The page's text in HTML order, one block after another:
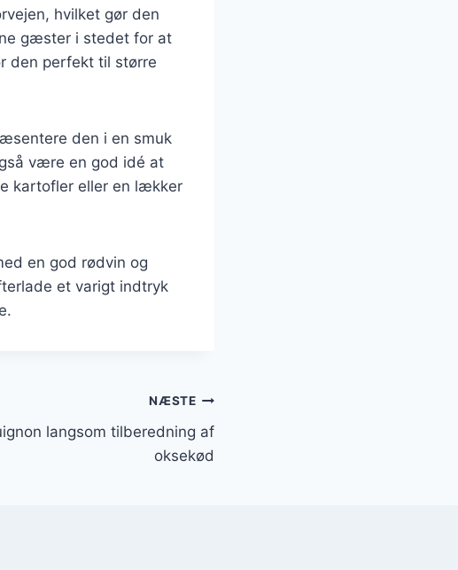
hvilket gør den
gæster i stedet for at
den perfekt til større
den i en smuk
være en god idé at
kartofler eller en lækker
en god rødvin og
et varigt indtryk
NÆSTE
langsom tilberedning af
oksekød